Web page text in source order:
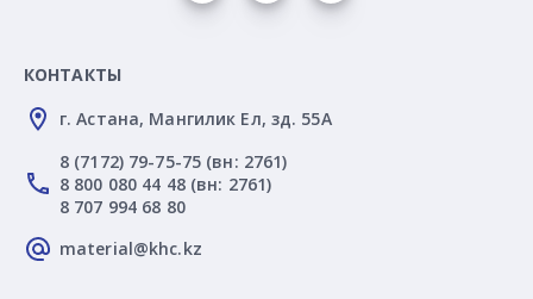
КОНТАКТЫ
г. Астана, Мангилик Ел, зд. 55А
8 (7172) 79-75-75 (вн: 2761)
8 800 080 44 48 (вн: 2761)
8 707 994 68 80
material@khc.kz